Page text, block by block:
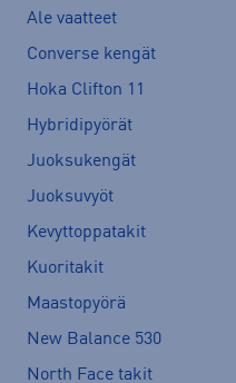
Ale vaatteet
Converse kengät
Hoka Clifton 11
Hybridipyörät
Juoksukengät
Juoksuvyöt
Kevyttoppatakit
Kuoritakit
Maastopyörä
New Balance 530
North Face takit